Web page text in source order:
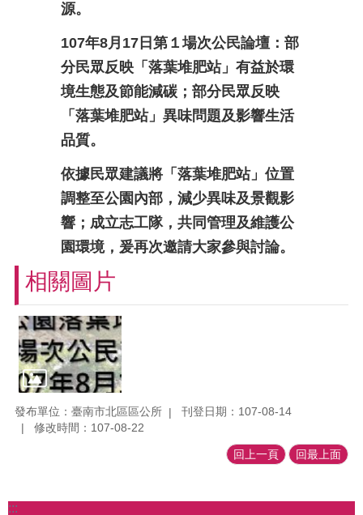
源。
107年8月17日第１場次公民論壇：部
分民眾反映「落葉堆肥站」有益於環
境生態及節能減碳；部分民眾反映
「落葉堆肥站」異味問題及影響生活
品質。
依據民眾建議將「落葉堆肥站」位置
調整至公園內部，減少異味及景觀影
響；成立志工隊，共同管理及維護公
園環境，爰再次邀請大家參與討論。
相關圖片
發布單位：臺南市北區區公所
刊登日期：107-08-14
修改時間：107-08-22
回上一頁 回最上面
:::